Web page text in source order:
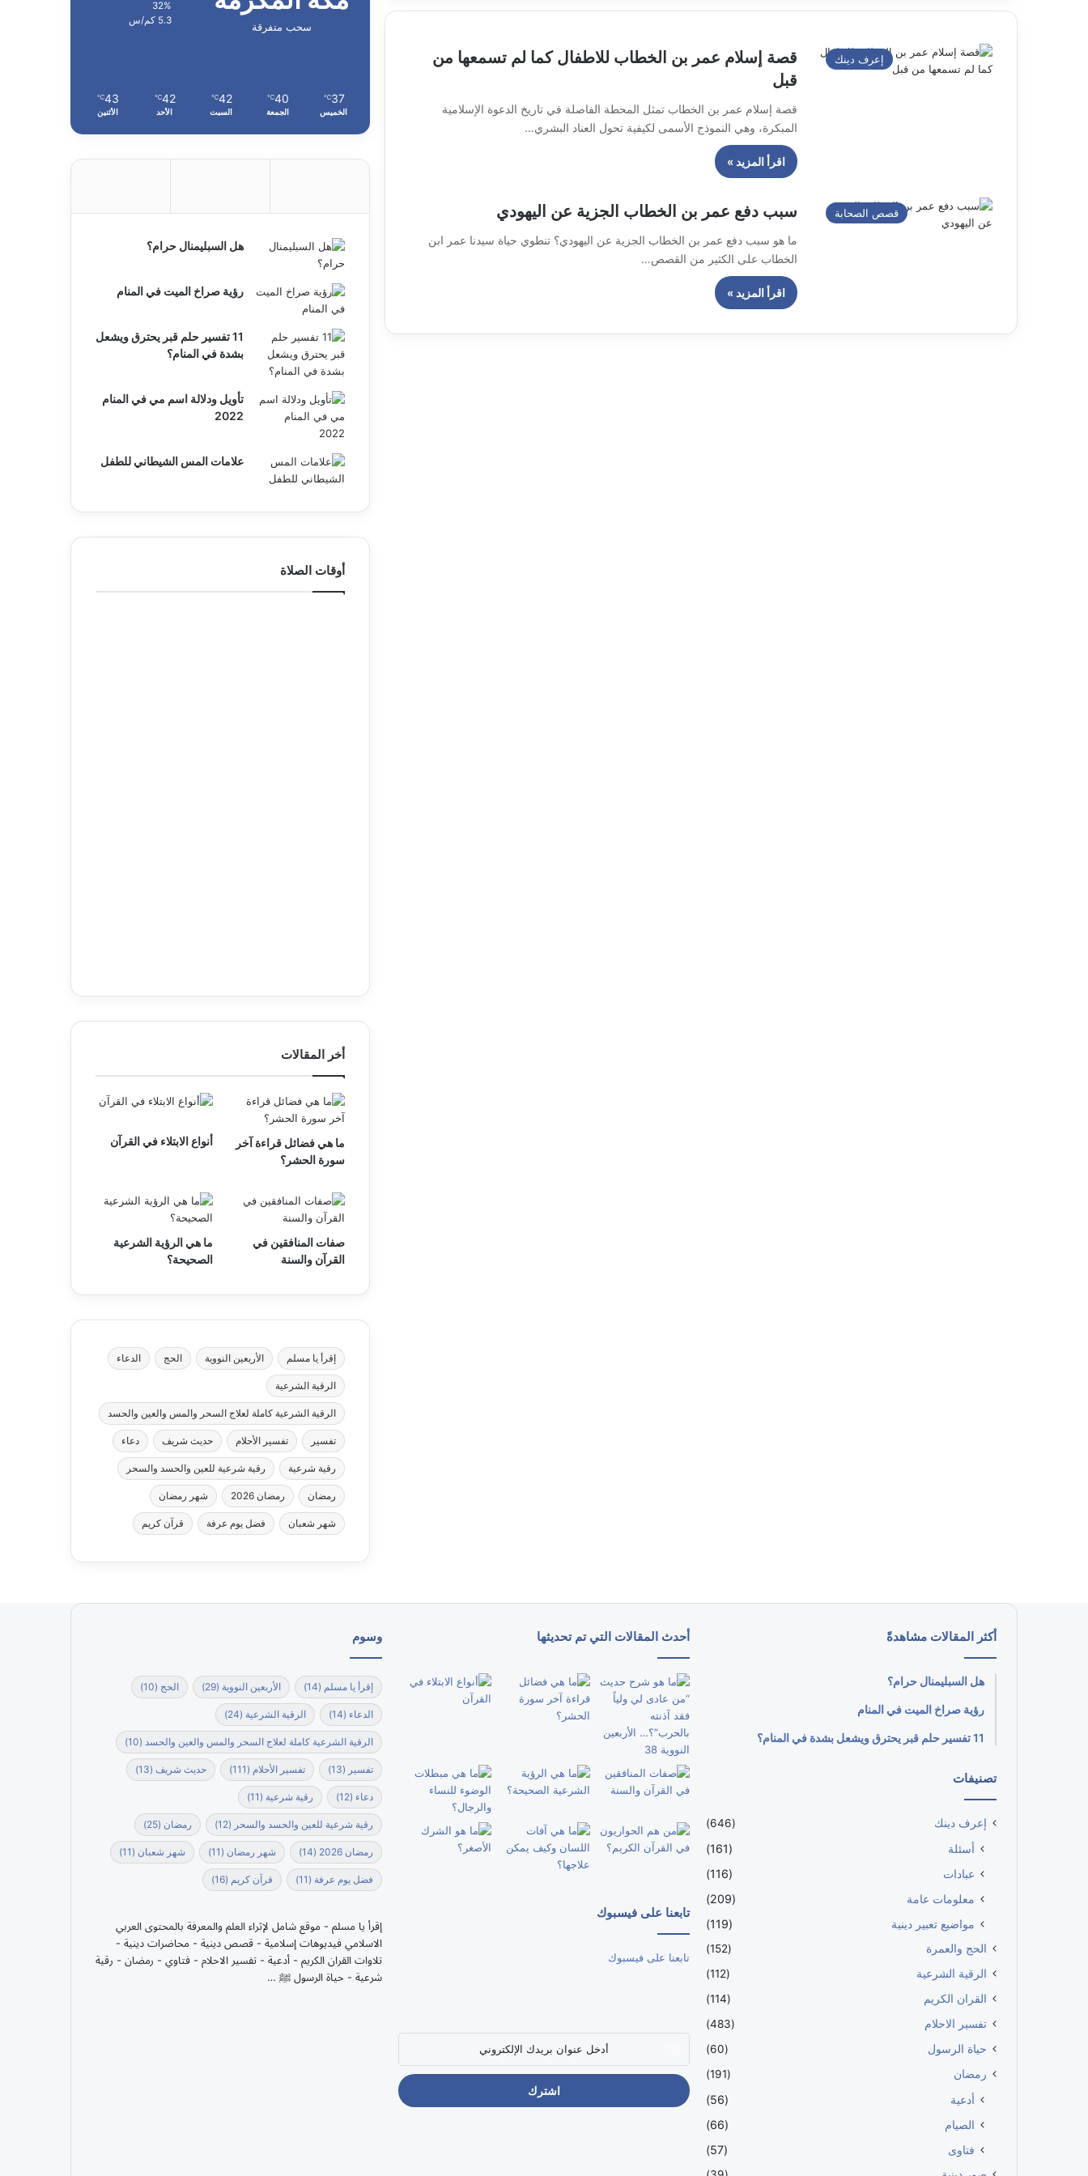
إعرف دينك
قصة إسلام عمر بن الخطاب للاطفال كما لم تسمعها من
قبل
قصة إسلام عمر بن الخطاب تمثل المحطة الفاصلة في تاريخ الدعوة الإسلامية
المبكرة، وهي النموذج الأسمى لكيفية تحول العناد البشري…
اقرأ المزيد »
قصص الصحابة سبب دفع عمر بن الخطاب الجزية عن اليهودي
ما هو سبب دفع عمر بن الخطاب الجزية عن اليهودي؟ تنطوي حياة سيدنا عمر ابن
الخطاب على الكثير من القصص…
اقرأ المزيد »
سحب متفرقة
32%
5.3 كم/س
37
℃
الخميس
40
℃
الجمعة
42
℃
السبت
42
℃
الأحد
43
℃
الأثنين
هل السبليمنال حرام؟
رؤية صراخ الميت في المنام
11 تفسير حلم قبر يحترق ويشعل
بشدة في المنام؟
تأويل ودلالة اسم مي في المنام
2022
علامات المس الشيطاني للطفل
أوقات الصلاة
أخر المقالات
ما هي فضائل قراءة آخر
سورة الحشر؟
أنواع الابتلاء في القرآن
صفات المنافقين في
القرآن والسنة
ما هي الرؤية الشرعية
الصحيحة؟
إقرأ يا مسلم الأربعين النووية الحج الدعاء
الرقية الشرعية
الرقية الشرعية كاملة لعلاج السحر والمس والعين والحسد
تفسير تفسير الأحلام حديث شريف دعاء
رقية شرعية رقية شرعية للعين والحسد والسحر
رمضان رمضان 2026 شهر رمضان
شهر شعبان فضل يوم عرفة قرآن كريم
أكثر المقالات مشاهدةً
هل السبليمنال حرام؟
رؤية صراخ الميت في المنام
11 تفسير حلم قبر يحترق ويشعل بشدة في المنام؟
تصنيفات
إعرف دينك (646)
أسئلة
(161)
عبادات
(116)
معلومات عامة
(209)
مواضيع تعبير دينية
(119)
الحج والعمرة
(152)
الرقية الشرعية
(112)
القران الكريم
(114)
تفسير الاحلام
(483)
حياة الرسول
(60)
رمضان
(191)
أدعية
(56)
الصيام
(66)
فتاوى
(57)
أحدث المقالات التي تم تحديثها
تابعنا على فيسبوك
تابعنا على فيسبوك
بريدك
الإلكتروني
وسوم
إقرأ يا مسلم (14) الأربعين النووية (29) الحج (10)
الدعاء (14) الرقية الشرعية (24)
الرقية الشرعية كاملة لعلاج السحر والمس والعين والحسد(10)
تفسير (13) تفسير الأحلام (111) حديث شريف(13)
دعاء (12) رقية شرعية (11)
رقية شرعية للعين والحسد والسحر (12) رمضان (25)
رمضان 2026 (14) شهر رمضان (11) شهر شعبان (11)
فضل يوم عرفة (11) قرآن كريم (16)
إقرأ يا مسلم - موقع شامل لإثراء العلم والمعرفة بالمحتوى العربي
الاسلامي فيديوهات إسلامية - قصص دينية - محاضرات دينية -
تلاوات القران الكريم - أدعية - تفسير الاحلام - فتاوي - رمضان - رقية
شرعية - حياة الرسول ﷺ …